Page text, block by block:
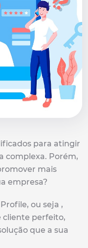
para atingir
complexa. Porém,
mais
empresa?
ou seja ,
cliente perfeito,
que a sua